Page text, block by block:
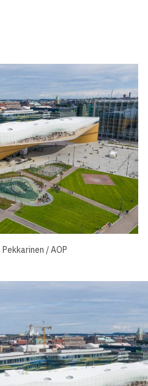
/ AOP